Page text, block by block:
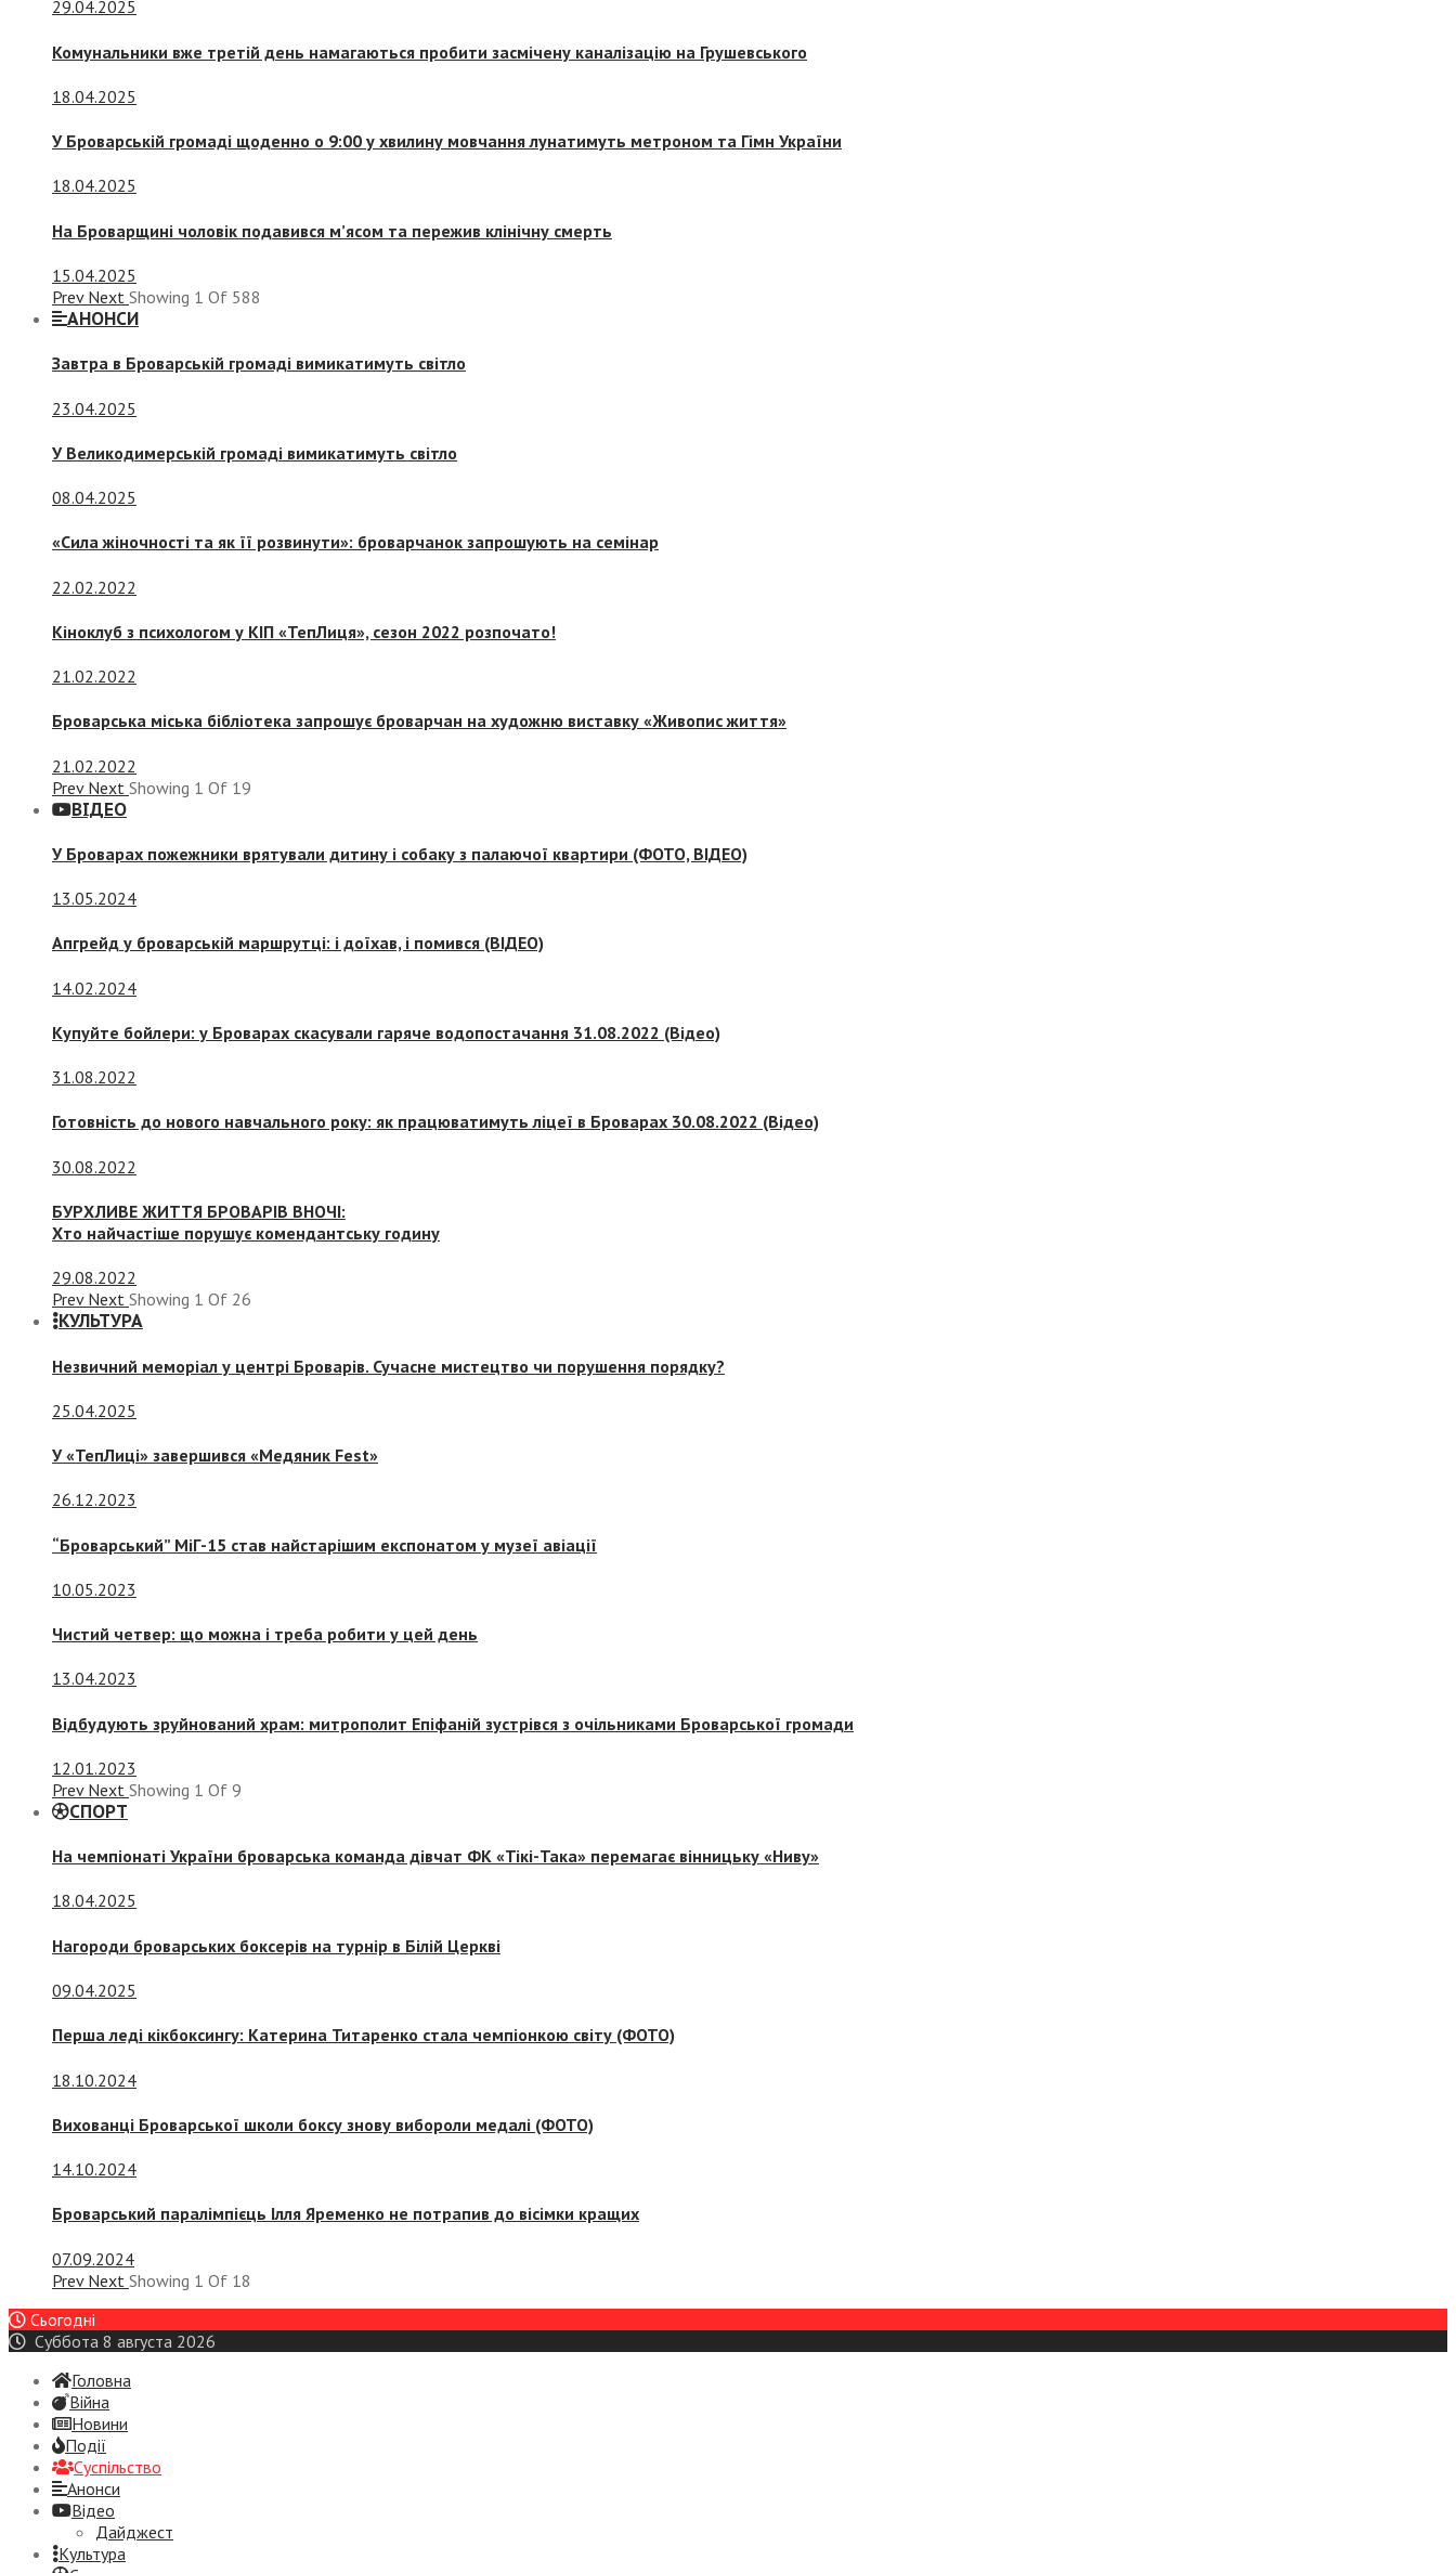
29.04.2025
Комунальники вже третій день намагаються пробити засмічену каналізацію на Грушевського
18.04.2025
У Броварській громаді щоденно о 9:00 у хвилину мовчання лунатимуть метроном та Гімн України
18.04.2025
На Броварщині чоловік подавився м’ясом та пережив клінічну смерть
15.04.2025
Prev Next Showing 1 Of 588
АНОНСИ
Завтра в Броварській громаді вимикатимуть світло
23.04.2025
У Великодимерській громаді вимикатимуть світло
08.04.2025
«Сила жіночності та як її розвинути»: броварчанок запрошують на семінар
22.02.2022
Кіноклуб з психологом у КІП «ТепЛиця», сезон 2022 розпочато!
21.02.2022
Броварська міська бібліотека запрошує броварчан на художню виставку «Живопис життя»
21.02.2022
Prev Next Showing 1 Of 19
ВІДЕО
У Броварах пожежники врятували дитину і собаку з палаючої квартири (ФОТО, ВІДЕО)
13.05.2024
Апгрейд у броварській маршрутці: і доїхав, і помився (ВІДЕО)
14.02.2024
Купуйте бойлери: у Броварах скасували гаряче водопостачання 31.08.2022 (Відео)
31.08.2022
Готовність до нового навчального року: як працюватимуть ліцеї в Броварах 30.08.2022 (Відео)
30.08.2022
БУРХЛИВЕ ЖИТТЯ БРОВАРІВ ВНОЧІ:
Хто найчастіше порушує комендантську годину
29.08.2022
Prev Next Showing 1 Of 26
КУЛЬТУРА
Незвичний меморіал у центрі Броварів. Сучасне мистецтво чи порушення порядку?
25.04.2025
У «ТепЛиці» завершився «Медяник Fest»
26.12.2023
“Броварський” МіГ-15 став найстарішим експонатом у музеї авіації
10.05.2023
Чистий четвер: що можна і треба робити у цей день
13.04.2023
Відбудують зруйнований храм: митрополит Епіфаній зустрівся з очільниками Броварської громади
12.01.2023
Prev Next Showing 1 Of 9
СПОРТ
На чемпіонаті України броварська команда дівчат ФК «Тікі-Така» перемагає вінницьку «Ниву»
18.04.2025
Нагороди броварських боксерів на турнір в Білій Церкві
09.04.2025
Перша леді кікбоксингу: Катерина Титаренко стала чемпіонкою світу (ФОТО)
18.10.2024
Вихованці Броварської школи боксу знову вибороли медалі (ФОТО)
14.10.2024
Броварський паралімпієць Ілля Яременко не потрапив до вісімки кращих
07.09.2024
Prev Next Showing 1 Of 18
Сьогодні
Суббота 8 августа 2026
Головна
Війна
Новини
Події
Суспiльство
Анонси
Відео
Дайджест
Культура